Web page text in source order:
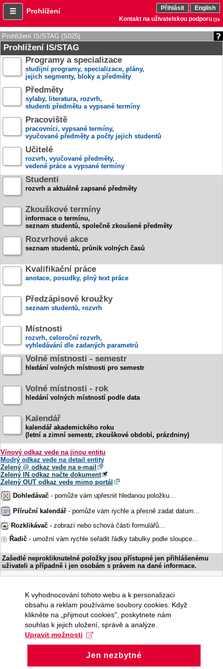
Prohlížení Přihlásit
English
Kontakt na uživatelskou podporu
Prohlížení IS/STAG (S025)
Prohlížení IS/STAG
Programy a specializace
studijní programy, specializace, plány,
jejich segmenty, bloky a předměty
Předměty
sylaby, literatura, rozvrh,
studenti předmětu a vypsané termíny
Pracoviště
pracovníci, vypsané termíny,
vyučované předměty a počty jejich studentů
Učitelé
rozvrh, vyučované předměty,
vedené práce a vypsané termíny
Studenti
rozvrh a aktuálně zapsané předměty
Zkouškové termíny
informace o termínu,
seznam studentů, společně zkoušené předměty
Rozvrhové akce
seznam studentů, průnik volných časů
Kvalifikační práce
anotace, posudky, plný text práce
Předzápisové kroužky
seznam studentů, rozvrh
Místnosti
rozvrh, celoroční rozvrh,
vyhledávání dle zadaných parametrů
Volné místnosti - semestr
hledání volných místnosti pro semestr
Volné místnosti - rok
hledání volných místností podle data
Kalendář
kalendář akademického roku
(letní a zimní semestr, zkouškové období, prázdniny)
Vínový odkaz vede na jinou entitu
Modrý odkaz vede na detail entity
Zelený @ odkaz vede na e-mail
Zelený IN odkaz načte dokument
Zelený OUT odkaz vede mimo portál
Dohledávač - pomůže vám upřesnit hledanou položku...
Příruční kalendář - pomůže vám rychle a přesně zadat datum...
Rozklikávač - zobrazí nebo schová části formulářů...
Řadič - umožní vám rychle seřadit řádky tabulky podle sloupce...
Zašedlé neprokliknutelné položky jsou přístupné jen přihlášenému
uživateli a případně i jen osobám s právem na dané informace.
K vyhodnocování tohoto webu a k personalizaci
obsahu a reklam používáme soubory cookies. Když
klikněte na „přijmout cookies", poskytnete nám
souhlas k jejich uložení, správě a analýze.
Upravit možnosti
Jen nezbytné